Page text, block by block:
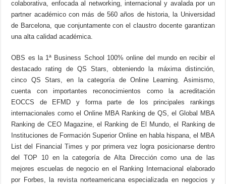
colaborativa, enfocada al networking, internacional y avalada por un
partner académico con más de 560 años de historia, la Universidad
de Barcelona, que conjuntamente con el claustro docente garantizan
una alta calidad académica.
OBS es la 1ª Business School 100% online del mundo en recibir el
destacado rating de QS Stars, obteniendo la máxima distinción,
cinco QS Stars, en la categoría de Online Learning. Asimismo,
cuenta con importantes reconocimientos como la acreditación
EOCCS de EFMD y forma parte de los principales rankings
internacionales como el Online MBA Ranking de QS, el Global MBA
Ranking de CEO Magazine, el Ranking de El Mundo, el Ranking de
Instituciones de Formación Superior Online en habla hispana, el MBA
List del Financial Times y por primera vez logra posicionarse dentro
del TOP 10 en la categoría de Alta Dirección como una de las
mejores escuelas de negocio en el Ranking Internacional elaborado
por Forbes, la revista norteamericana especializada en negocios y